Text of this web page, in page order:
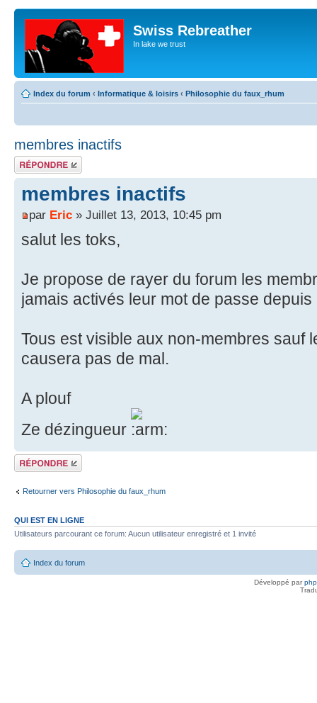
Swiss Rebreather
In lake we trust
Index du forum ‹ Informatique & loisirs ‹ Philosophie du faux_rhum
membres inactifs
Répondre
membres inactifs
par Eric » Juillet 13, 2013, 10:45 pm
salut les toks,
Je propose de rayer du forum les
jamais activés leur mot de passe depuis
Tous est visible aux non-membres sauf
causera pas de mal.
A plouf
Ze dézingueur
Répondre
Retourner vers Philosophie du faux_rhum
QUI EST EN LIGNE
Utilisateurs parcourant ce forum: Aucun utilisateur enregistré et 1 invité
Index du forum
Développé par